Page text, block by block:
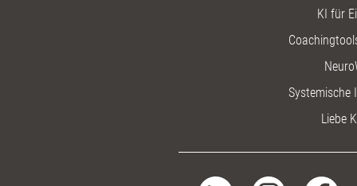
KI für
Systemische
Liebe